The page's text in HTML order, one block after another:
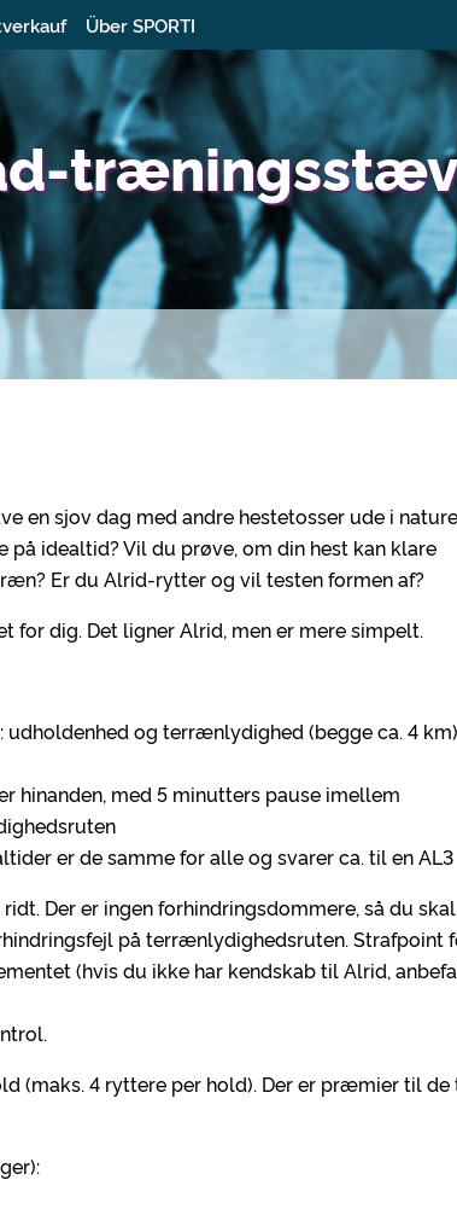
Über SPORTI
en sjov dag med andre hestetosser ude i
idealtid? Vil du prøve, om din hest kan klare
Er du Alrid-rytter og vil testen formen af?
dig. Det ligner Alrid, men er mere simpelt.
og terrænlydighed (begge ca. 4 km)
hinanden, med 5 minutters pause imellem
er de samme for alle og svarer ca. til en AL3
Der er ingen forhindringsdommere, så du skal
på terrænlydighedsruten. Strafpoint
(hvis du ikke har kendskab til Alrid,
(maks. 4 ryttere per hold). Der er præmier til de